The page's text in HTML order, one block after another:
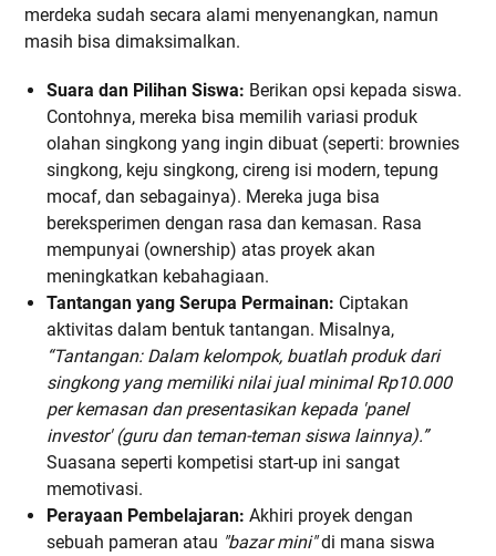
merdeka sudah secara alami menyenangkan, namun
masih bisa dimaksimalkan.
Suara dan Pilihan Siswa: Berikan opsi kepada siswa.
Contohnya, mereka bisa memilih variasi produk
olahan singkong yang ingin dibuat (seperti: brownies
singkong, keju singkong, cireng isi modern, tepung
mocaf, dan sebagainya). Mereka juga bisa
bereksperimen dengan rasa dan kemasan. Rasa
mempunyai (ownership) atas proyek akan
meningkatkan kebahagiaan.
Tantangan yang Serupa Permainan: Ciptakan
aktivitas dalam bentuk tantangan. Misalnya,
“Tantangan: Dalam kelompok, buatlah produk dari
singkong yang memiliki nilai jual minimal Rp10.000
per kemasan dan presentasikan kepada 'panel
investor' (guru dan teman-teman siswa lainnya).”
Suasana seperti kompetisi start-up ini sangat
memotivasi.
Perayaan Pembelajaran: Akhiri proyek dengan
sebuah pameran atau "bazar mini"di mana siswa